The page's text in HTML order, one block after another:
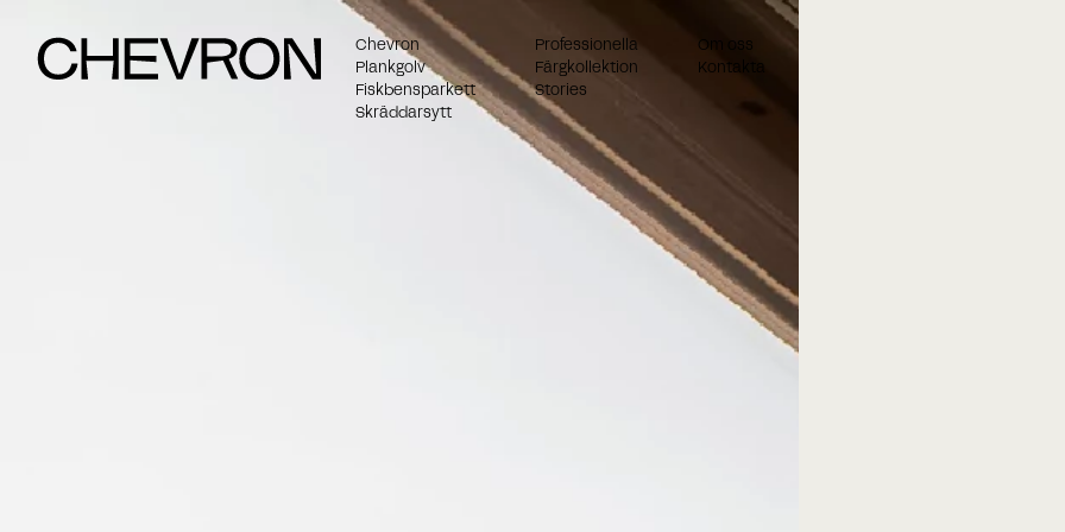
Chevron
Plankgolv
Fiskbensparkett
Skräddarsytt
Professionella
Färgkollektion
Stories
Om oss
Kontakta
Boka ett möte när det passar dig
När du har fyllt i formuläret nedan kommer våra konsulter
kontakta dig. När du har fyllt i formuläret nedan kommer
konsulter.